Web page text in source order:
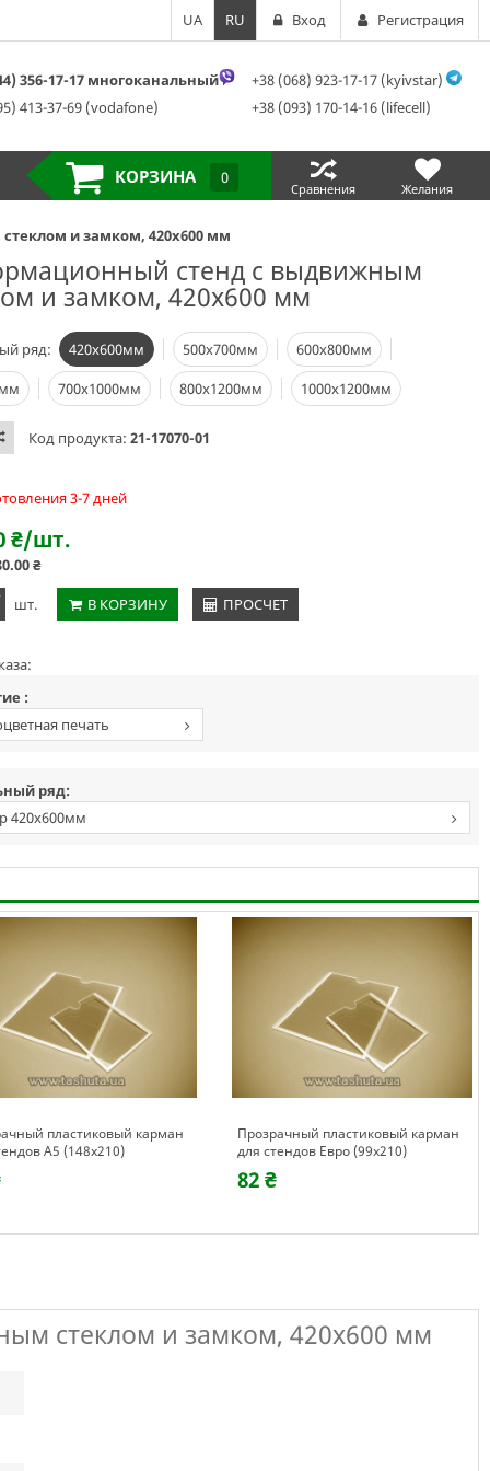
и замком, 420х600 мм
стенд с выдвижным
и замком, 420х600 мм
ряд: 420х600мм 500х700мм
600х800мм
700х1000мм 800х1200мм 1000х1200мм
Код продукта: 21-17070-01
3-7 дней
₴/шт.
₴
шт. В КОРЗИНУ ПРОСЧЕТ
:
печать
ряд:
420х600мм
пластиковый карман
А5 (148х210)
Прозрачный пластиковый карман
для стендов Евро (99х210)
82 ₴
стеклом и замком, 420х600 мм
UA RU Вход Регистрация
356-17-17 многоканальный
413-37-69 (vodafone)
+38 (068) 923-17-17 (kyivstar)
+38 (093) 170-14-16 (lifecell)
КОРЗИНА 0
Сравнения Желания